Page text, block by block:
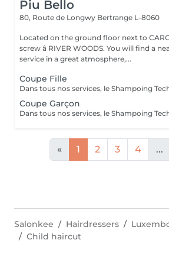
Piu Bello
80, Route de Longwy Bertrange L-8060
Located on the ground floor next to
screw â RIVER WOODS. You will find a neat and professional
service in a great atmosphere,...
Coupe Fille
Coupe Garçon
« 1 2 3 4 ...
Salonkee Hairdressers
Child haircut